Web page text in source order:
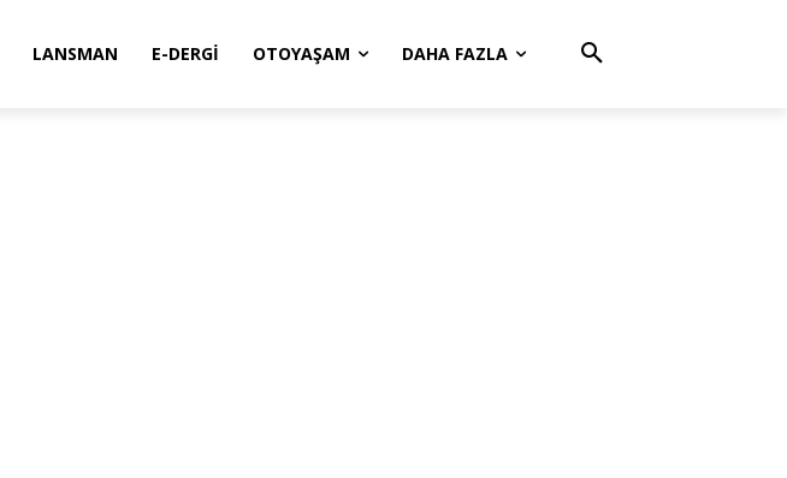
LANSMAN E-DERGI OTOYAŞAM DAHA FAZLA